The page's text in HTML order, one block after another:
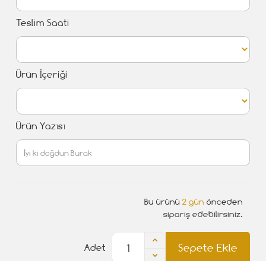
Teslim Saati
Ürün İçeriği
Ürün Yazısı
Bu ürünü 2 gün önceden
sipariş edebilirsiniz.
Sepete Ekle
Adet